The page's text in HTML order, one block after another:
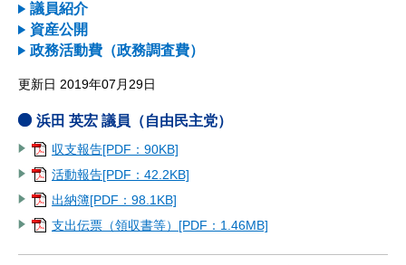
議員紹介
資産公開
政務活動費（政務調査費）
更新日 2019年07月29日
浜田 英宏 議員（自由民主党）
収支報告[PDF：90KB]
活動報告[PDF：42.2KB]
出納簿[PDF：98.1KB]
支出伝票（領収書等）[PDF：1.46MB]